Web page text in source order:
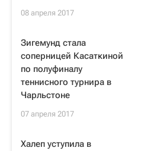
08 апреля 2017
Зигемунд стала
соперницей Касаткиной
по полуфиналу
теннисного турнира в
Чарльстоне
07 апреля 2017
Халеп уступила в